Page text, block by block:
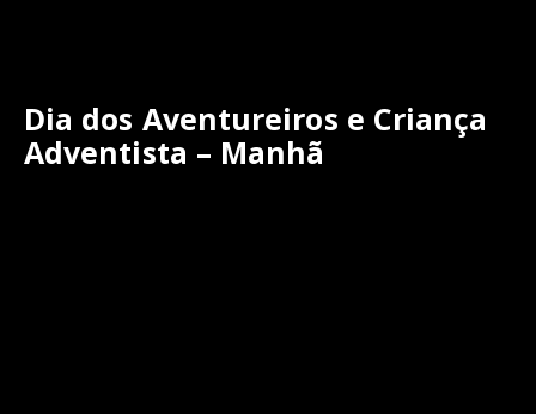
Dia dos Aventureiros e Criança
Adventista – Manhã